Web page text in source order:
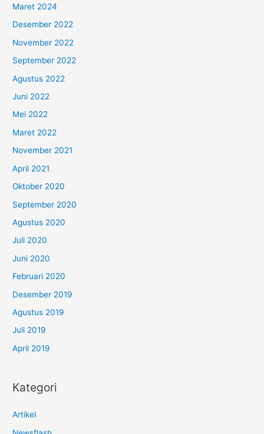
Maret 2024
Desember 2022
November 2022
September 2022
Agustus 2022
Juni 2022
Mei 2022
Maret 2022
November 2021
April 2021
Oktober 2020
September 2020
Agustus 2020
Juli 2020
Juni 2020
Februari 2020
Desember 2019
Agustus 2019
Juli 2019
April 2019
Kategori
Artikel